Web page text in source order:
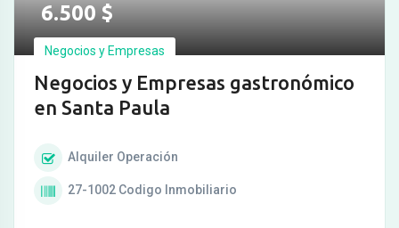
6.500$
Negocios y Empresas
Negocios y Empresas gastronómico
en Santa Paula
Alquiler Operación
27-1002 Codigo Inmobiliario